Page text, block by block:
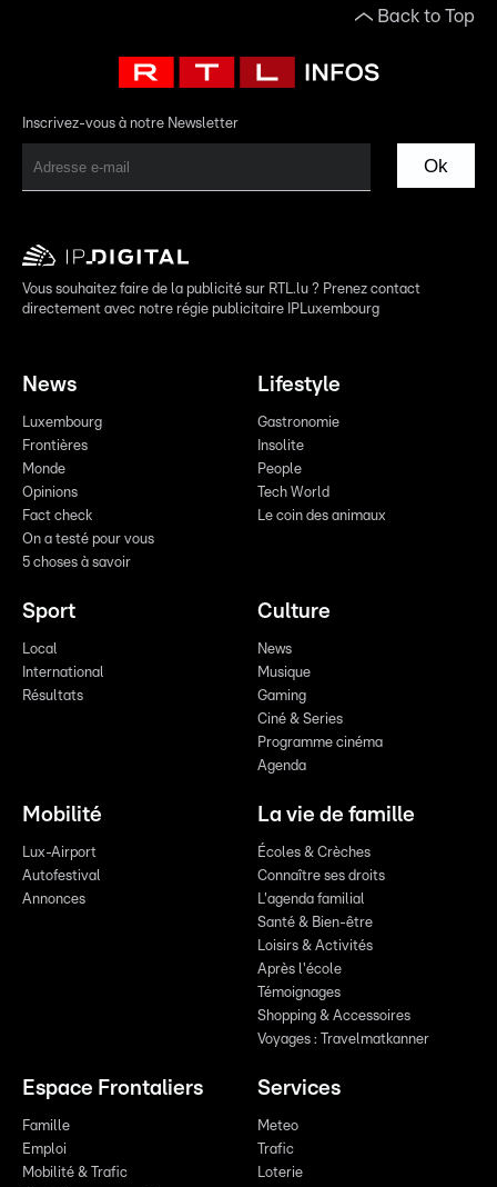
Back to Top
Inscrivez-vous à notre Newsletter
Ok
Vous souhaitez faire de la publicité sur RTL.lu ? Prenez contact
directement avec notre régie publicitaire IPLuxembourg
News
Luxembourg
Frontières
Monde
Opinions
Fact check
On a testé pour vous
5 choses à savoir
Lifestyle
Gastronomie
Insolite
People
Tech World
Le coin des animaux
Sport
Local
International
Résultats
Culture
News
Musique
Gaming
Ciné & Series
Programme cinéma
Agenda
Mobilité
Lux-Airport
Autofestival
Annonces
La vie de famille
Écoles & Crèches
Connaître ses droits
L'agenda familial
Santé & Bien-être
Loisirs & Activités
Après l'école
Témoignages
Shopping & Accessoires
Voyages : Travelmatkanner
Espace Frontaliers
Famille
Emploi
Mobilité & Trafic
Services
Meteo
Trafic
Loterie